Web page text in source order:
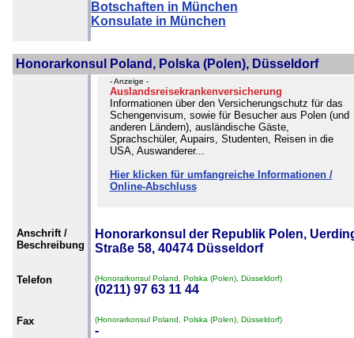
Botschaften in München
Konsulate in München
Honorarkonsul Poland, Polska (Polen), Düsseldorf
- Anzeige -
Auslandsreisekrankenversicherung
Informationen über den Versicherungschutz für das
Schengenvisum, sowie für Besucher aus Polen (und
anderen Ländern), ausländische Gäste,
Sprachschüler, Aupairs, Studenten, Reisen in die
USA, Auswanderer...
Hier klicken für umfangreiche Informationen /
Online-Abschluss
Anschrift /
Beschreibung
Honorarkonsul der Republik Polen,
Straße 58, 40474 Düsseldorf
Telefon (Honorarkonsul Poland, Polska (Polen), Düsseldorf)
(0211) 97 63 11 44
Fax (Honorarkonsul Poland, Polska (Polen), Düsseldorf)
-